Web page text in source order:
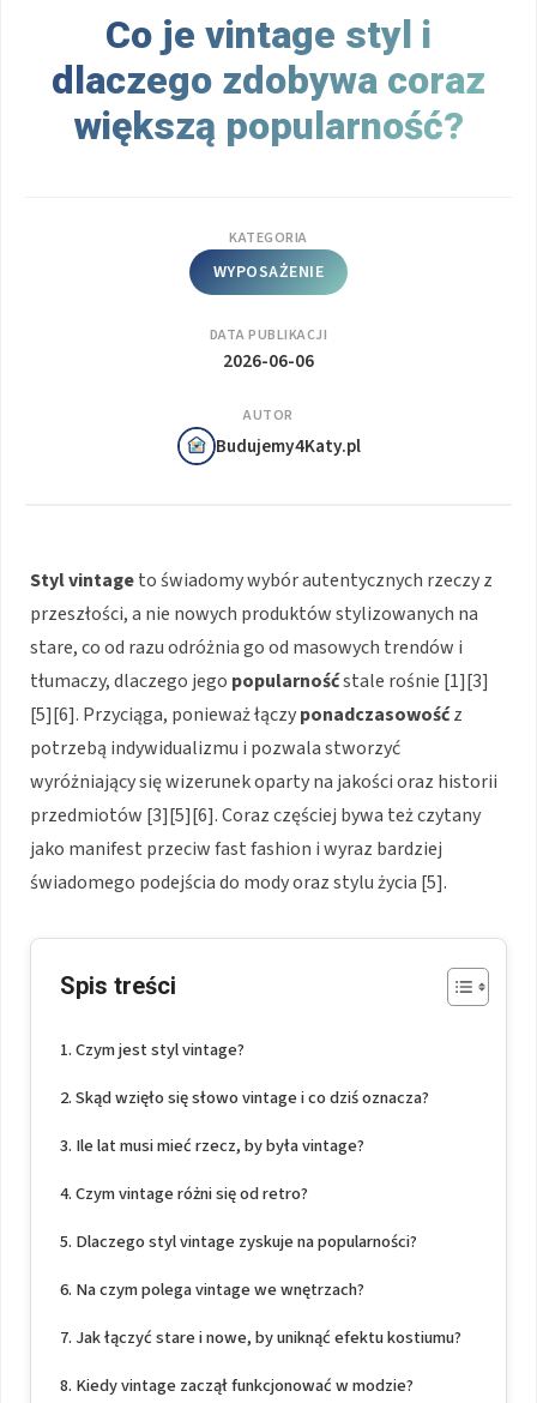
Co je vintage styl i
dlaczego zdobywa coraz
większą popularność?
KATEGORIA
WYPOSAŻENIE
DATA PUBLIKACJI
2026-06-06
AUTOR
Budujemy4Katy.pl
Styl vintageto świadomy wybór autentycznych rzeczy z
przeszłości, a nie nowych produktów stylizowanych na
stare, co od razu odróżnia go od masowych trendów i
tłumaczy, dlaczego jego popularnośćstale rośnie [1][3]
[5][6]. Przyciąga, ponieważ łączyponadczasowośćz
potrzebą indywidualizmu i pozwala stworzyć
wyróżniający się wizerunek oparty na jakości oraz historii
przedmiotów [3][5][6]. Coraz częściej bywa też czytany
jako manifest przeciw fast fashion i wyraz bardziej
świadomego podejścia do mody oraz stylu życia [5].
Spis treści
Czym jest styl vintage?
Skąd wzięło się słowo vintage i co dziś oznacza?
Ile lat musi mieć rzecz, by była vintage?
Czym vintage różni się od retro?
Dlaczego styl vintage zyskuje na popularności?
Na czym polega vintage we wnętrzach?
Jak łączyć stare i nowe, by uniknąć efektu kostiumu?
Kiedy vintage zaczął funkcjonować w modzie?